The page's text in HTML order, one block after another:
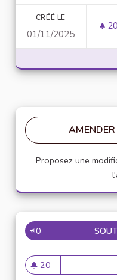
CRÉÉ LE
01/11/2025
20
Proposez une
0
20
20 abonnés